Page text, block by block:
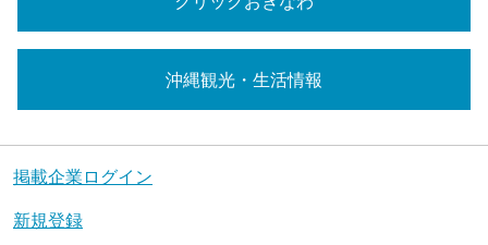
沖縄観光・生活情報
掲載企業ログイン
新規登録